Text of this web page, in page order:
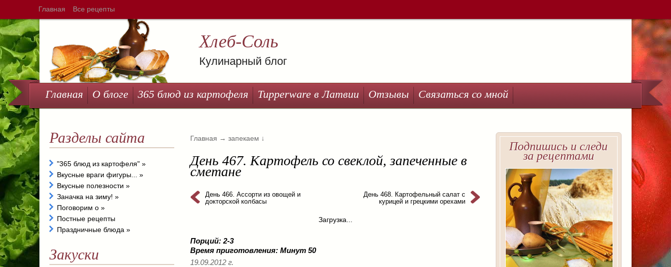
Главная Все рецепты
Хлеб-Соль
Кулинарный блог
Главная О блоге 365 блюд из картофеля Tupperware в Латвии Отзывы Связаться со мной
Главная →запекаем ↓
День 467. Картофель со свеклой, запеченные в
сметане
День 466. Ассорти из овощей и
докторской колбасы
День 468. Картофельный салат с
курицей и грецкими орехами
Загрузка...
Порций: 2-3
Время приготовления:Минут 50
19.09.2012 г.
Разделы сайта
"365 блюд из картофеля" »
Вкусные враги фигуры... »
Вкусные полезности »
Заначка на зиму! »
Поговорим о »
Постные рецепты
Праздничные блюда »
Закуски
Подпишись и следи
за рецептами